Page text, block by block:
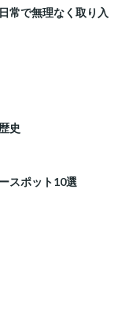
常で無理なく取り入
史
スポット10選